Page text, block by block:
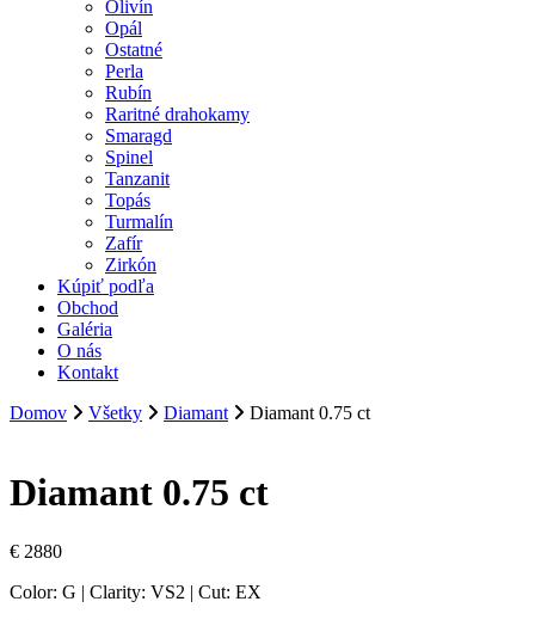
Olivín
Opál
Ostatné
Perla
Rubín
Raritné drahokamy
Smaragd
Spinel
Tanzanit
Topás
Turmalín
Zafír
Zirkón
Kúpiť podľa
Obchod
Galéria
O nás
Kontakt
Domov
Všetky Diamant Diamant 0.75 ct
Diamant 0.75 ct
€ 2880
Color: G | Clarity: VS2 | Cut: EX